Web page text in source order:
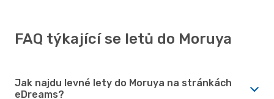
FAQ týkající se letů do Moruya
Jak najdu levné lety do Moruya na stránkách
eDreams?